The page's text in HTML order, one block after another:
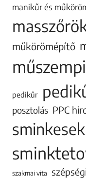
manikűr és
műkörömépítő
pedikűr
posztolás PPC
szakmai vita